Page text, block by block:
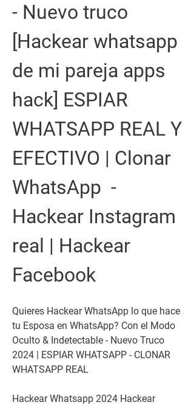
- Nuevo truco
[Hackear whatsapp
de mi pareja apps
hack] ESPIAR
WHATSAPP REAL Y
EFECTIVO | Clonar
WhatsApp  -
Hackear Instagram
real | Hackear
Facebook
Quieres Hackear WhatsApp lo que hace
tu Esposa en WhatsApp? Con el Modo
Oculto & Indetectable - Nuevo Truco
2024 | ESPIAR WHATSAPP - CLONAR
WHATSAPP REAL
Hackear Whatsapp 2024 Hackear